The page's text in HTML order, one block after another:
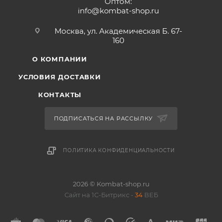
info@kombat-shop.ru
Москва, ул. Академическая Б. 67-
160
О КОМПАНИИ
УСЛОВИЯ ДОСТАВКИ
КОНТАКТЫ
ПОДПИСАТЬСЯ НА РАССЫЛКУ
ПОЛИТИКА КОНФИДЕНЦИАЛЬНОСТИ
2026 © Kombat-shop.ru
Сайт на 1С-Битрикс - 34 ВЕБ